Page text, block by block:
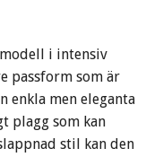
i intensiv
passform som är
enkla men eleganta
plagg som kan
stil kan den